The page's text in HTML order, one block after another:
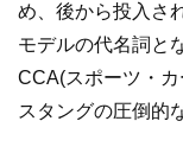
め、後から投入さ
モデルの代名詞と
CCA(スポーツ・
スタングの圧倒的